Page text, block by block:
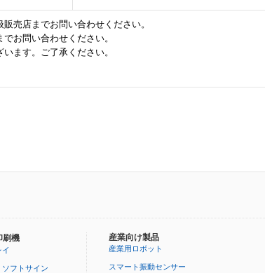
売店までお問い合わせください。
お問い合わせください。
ます。ご了承ください。
刷機
フトサイン
産業向け製品
産業用ロボット
スマート振動センサー